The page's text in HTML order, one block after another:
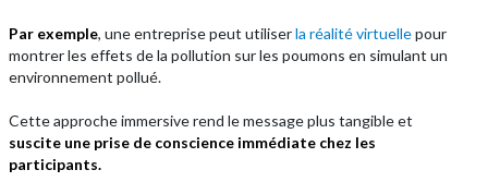
Par exemple, une entreprise peut utiliserla réalité virtuellepour
montrer les effets de la pollution sur les poumons en simulant un
environnement pollué.
Cette approche immersive rend le message plus tangible et
suscite une prise de conscience immédiate chez les
participants.